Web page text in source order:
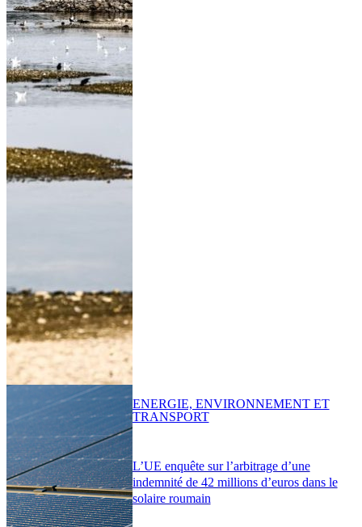
L’UE enquête sur l’arbitrage d’une
indemnité de 42 millions d’euros dans le
solaire roumain
ENERGIE, ENVIRONNEMENT ET
TRANSPORT